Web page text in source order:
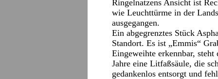
Ringelnatzens Ansicht ist
wie Leuchttürme in der
ausgegangen.
Ein abgegrenztes Stück
Standort. Es ist „Emmis“
Eingeweihte erkennbar,
Jahre eine Litfaßsäule, die
gedankenlos entsorgt und